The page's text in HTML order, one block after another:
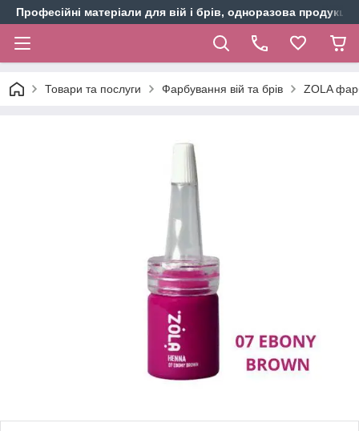
Професійні матеріали для вій і брів, одноразова продукція
Товари та послуги Фарбування вій та брів ZOLA